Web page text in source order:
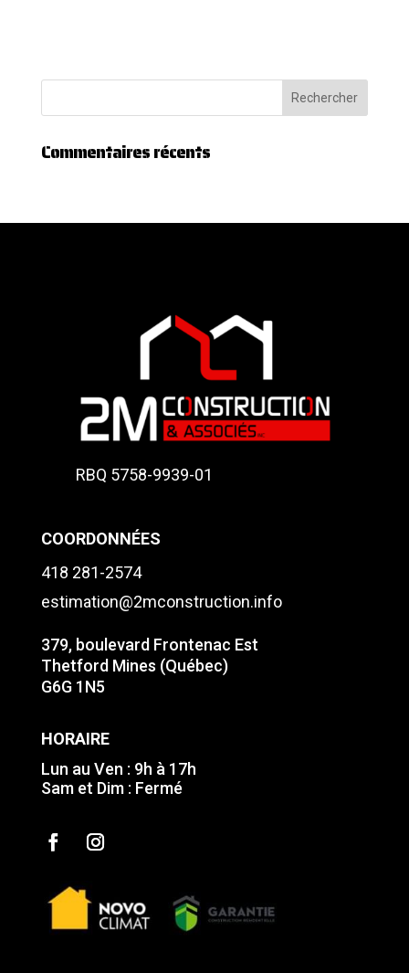
Commentaires récents
RBQ 5758-9939-01
COORDONNÉES
418 281-2574
estimation@2mconstruction.info
379, boulevard Frontenac Est
Thetford Mines (Québec)
G6G 1N5
HORAIRE
Lun au Ven : 9h à 17h
Sam et Dim : Fermé